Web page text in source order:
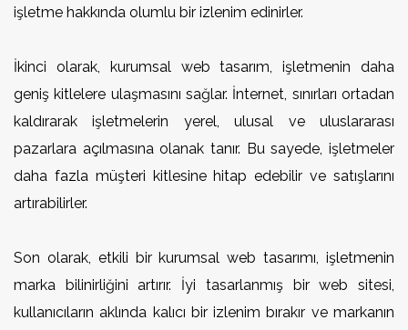
işletme hakkında olumlu bir izlenim edinirler.
İkinci olarak, kurumsal web tasarım, işletmenin daha
geniş kitlelere ulaşmasını sağlar. İnternet, sınırları ortadan
kaldırarak işletmelerin yerel, ulusal ve uluslararası
pazarlara açılmasına olanak tanır. Bu sayede, işletmeler
daha fazla müşteri kitlesine hitap edebilir ve satışlarını
artırabilirler.
Son olarak, etkili bir kurumsal web tasarımı, işletmenin
marka bilinirliğini artırır. İyi tasarlanmış bir web sitesi,
kullanıcıların aklında kalıcı bir izlenim bırakır ve markanın